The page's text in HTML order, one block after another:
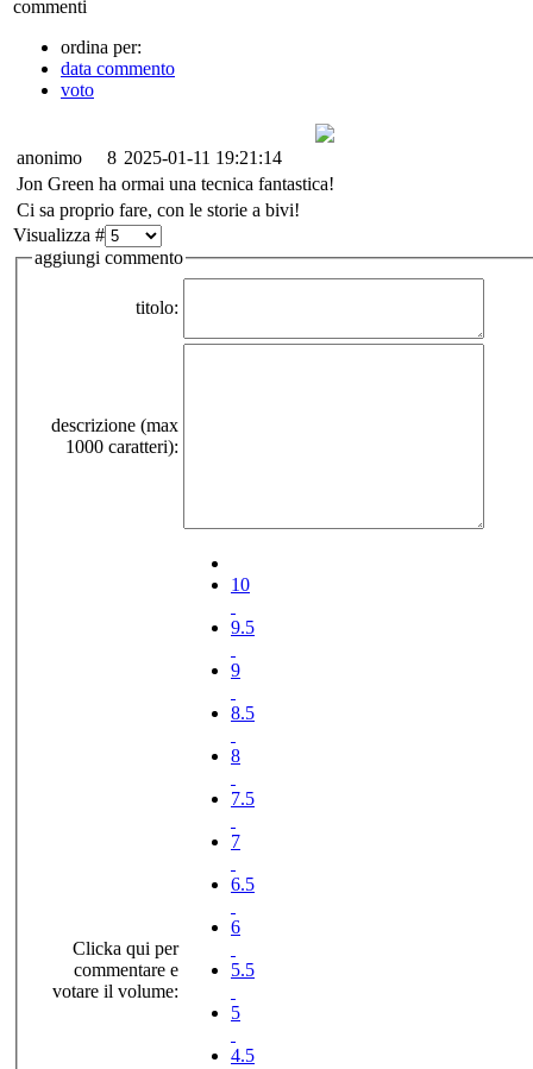
commenti
ordina per:
data commento
voto
anonimo 8 2025-01-11 19:21:14
Jon Green ha ormai una tecnica fantastica!
Ci sa proprio fare, con le storie a bivi!
Visualizza #
aggiungi commento
titolo:
descrizione (max
1000 caratteri):
Clicka qui per
commentare e
votare il volume:
10
9.5
9
8.5
8
7.5
7
6.5
6
5.5
5
4.5